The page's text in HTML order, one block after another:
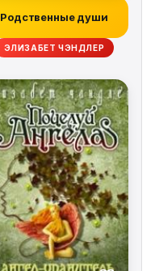
Родственные души
ЭЛИЗАБЕТ ЧЭНДЛЕР